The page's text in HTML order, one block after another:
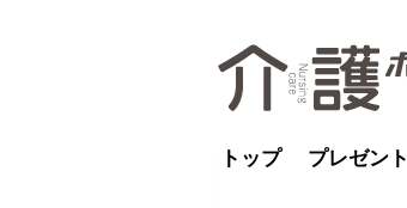
トップ プレゼント